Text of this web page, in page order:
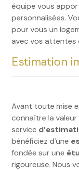
équipe vous
personnalisées.
pour vous un
avec vos
Estimation
Avant toute mise
connaître la
service
bénéficiez d’une
fondée sur une
rigoureuse. Nous